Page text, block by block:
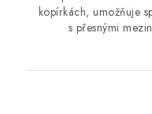
kopírkách, umožňuje
s přesnými